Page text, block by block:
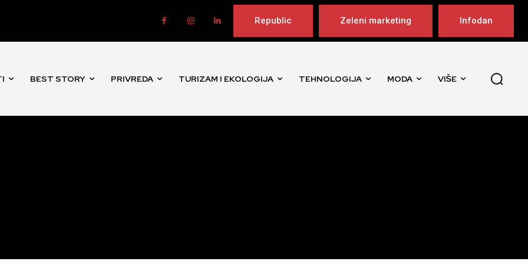
Republic Zeleni marketing Infodan
BEST STORY PRIVREDA TURIZAM I EKOLOGIJA TEHNOLOGIJA MODA VIŠE